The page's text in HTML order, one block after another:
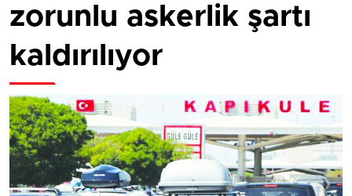
zorunlu askerlik şartı
kaldırılıyor